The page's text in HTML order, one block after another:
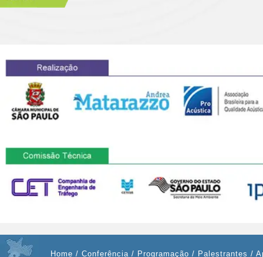
Home / Conferência / Programação / Palestrantes /